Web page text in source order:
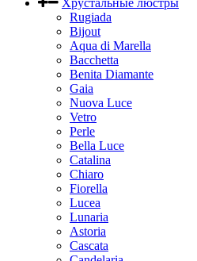
Хрустальные люстры
Rugiada
Bijout
Aqua di Marella
Bacchetta
Benita Diamante
Gaia
Nuova Luce
Vetro
Perle
Bella Luce
Сatalina
Chiaro
Fiorella
Lucea
Lunaria
Astoria
Cascata